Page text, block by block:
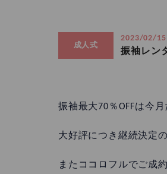
成人式
2023/02/15
振袖レン
振袖最大70％OFFは今
大好評につき継続決定
またココロフルでご成